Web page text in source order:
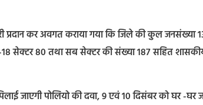
प्रदान कर अवगत कराया गया कि जिले की कुल
सेक्टर 80 तथा सब सेक्टर की संख्या 187 सहित
जाएगी पोलियो की दवा, 9 एवं 10 दिसंबर को घर -घर